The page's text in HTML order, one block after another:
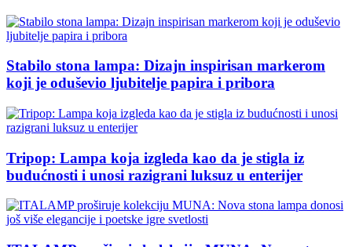
Stabilo stona lampa: Dizajn inspirisan markerom
koji je oduševio ljubitelje papira i pribora
Tripop: Lampa koja izgleda kao da je stigla iz
budućnosti i unosi razigrani luksuz u enterijer